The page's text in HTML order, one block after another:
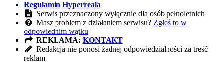
Regulamin Hyperreala
Serwis przeznaczony wyłącznie dla osób pełnoletnich
Masz problem z działaniem serwisu? Zgłoś to w
odpowiednim wątku
REKLAMA: KONTAKT
Redakcja nie ponosi żadnej odpowiedzialności za treść
reklam